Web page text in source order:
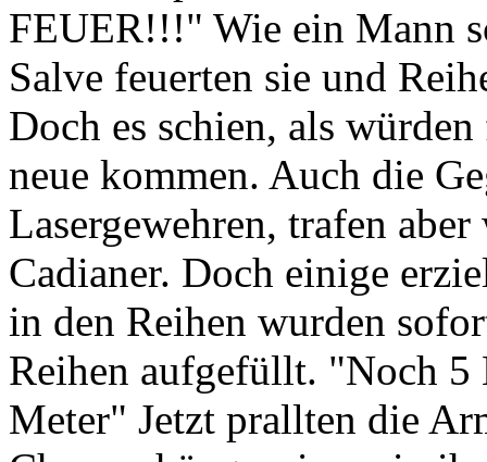
FEUER!!!" Wie ein Mann
Salve feuerten sie und
Doch es schien, als
neue kommen. Auch die
Lasergewehren, trafen
Cadianer. Doch einige
in den Reihen wurden
Reihen aufgefüllt. "Noch
Meter" Jetzt prallten die